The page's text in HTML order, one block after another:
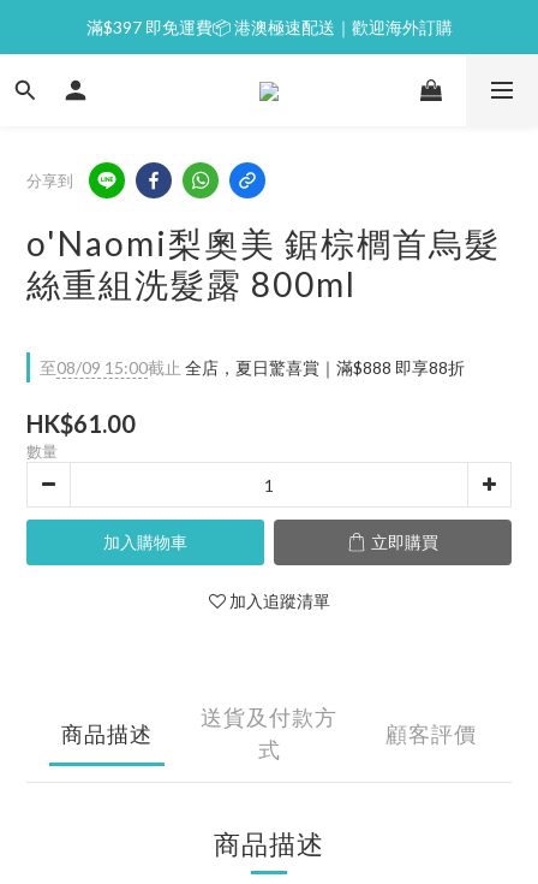
⭐逢星期一malluxe day｜7%購物金回贈
滿$397 即免運費📦 港澳極速配送｜歡迎海外訂購
💙新會員｜首單即減 $50💰
分享到
o'Naomi梨奧美 鋸棕櫚首烏髮
絲重組洗髮露 800ml
至08/09 15:00截止 全店，夏日驚喜賞｜滿$888 即享88折
HK$61.00
數量
加入購物車 立即購買
加入追蹤清單
商品描述
送貨及付款方
式
顧客評價
商品描述